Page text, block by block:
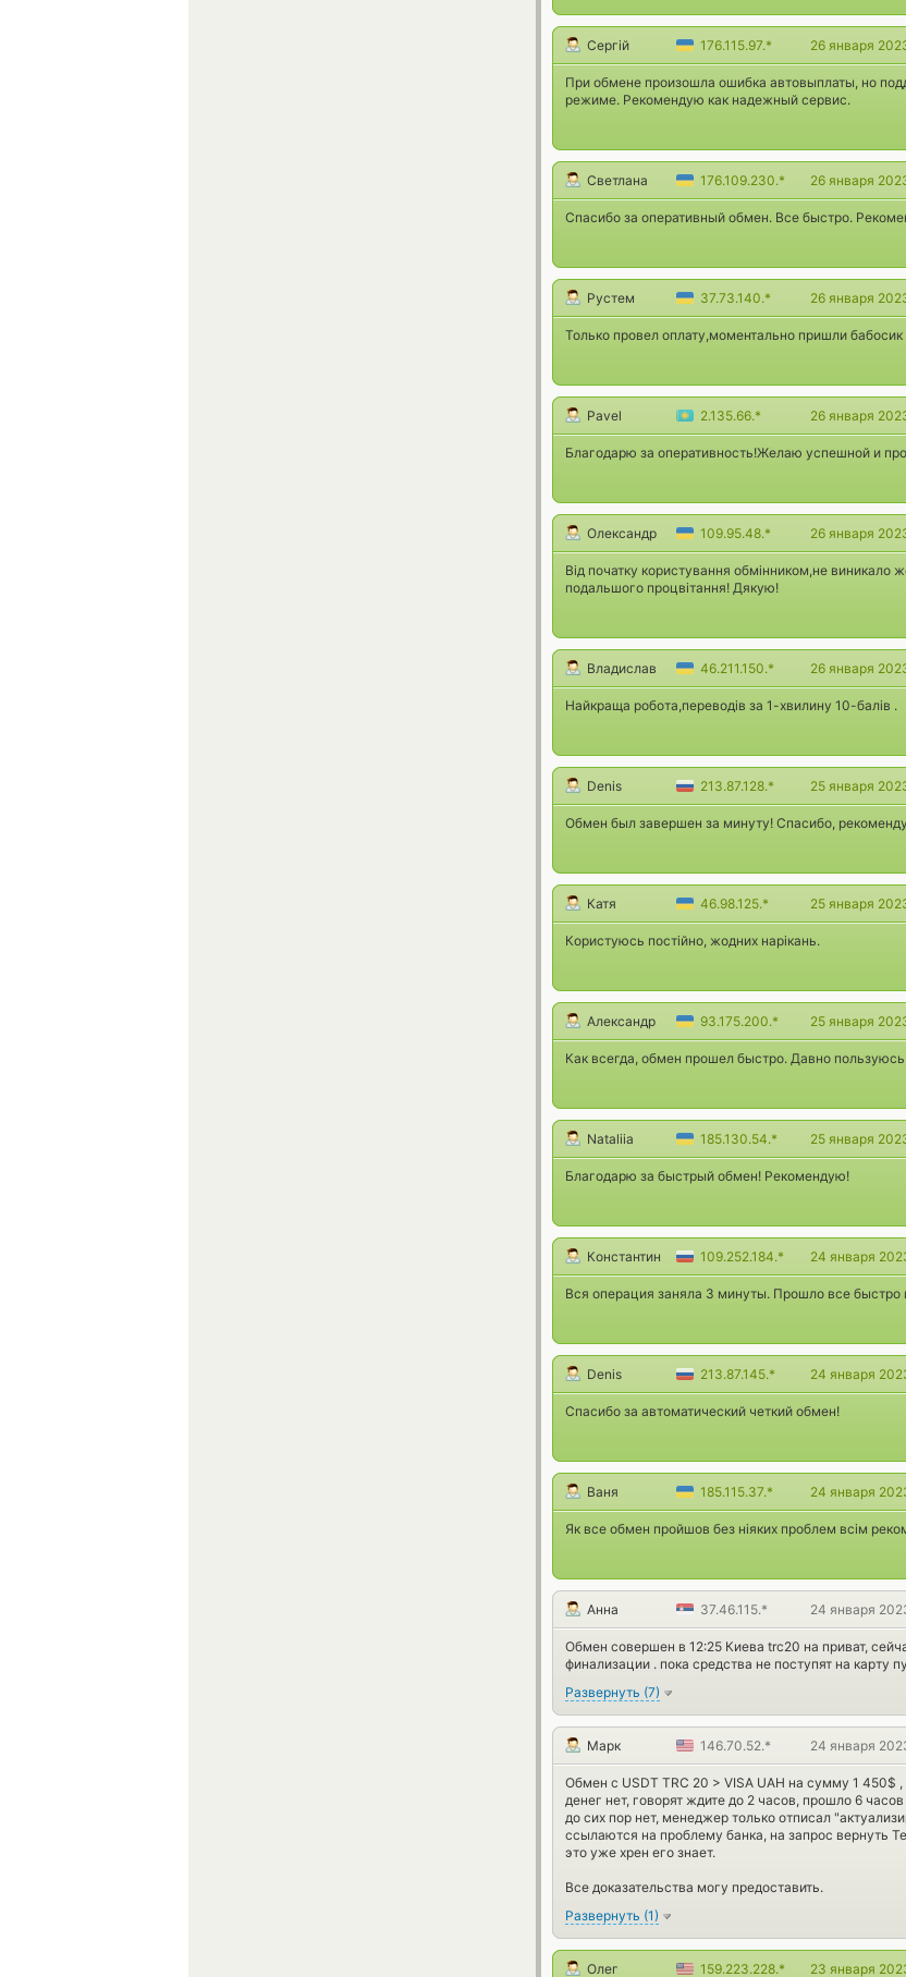
Сергій 176.115.97.* 26 января
При обмене произошла ошибка автовыплаты, но
режиме. Рекомендую как надежный сервис.
Светлана 176.109.230.* 26 января
Спасибо за оперативный обмен. Все быстро.
Рустем 37.73.140.* 26 января
Только провел оплату,моментально пришли бабосик
Pavel 2.135.66.* 26 января
Благодарю за оперативность!Желаю успешной и
Олександр 109.95.48.* 26 января
Від початку користування обмінником,не
подальшого процвітання! Дякую!
Владислав 46.211.150.* 26 января
Найкраща робота,переводів за 1-хвилину 10-балів .
Denis 213.87.128.* 25 января
Обмен был завершен за минуту! Спасибо,
Катя 46.98.125.* 25 января
Користуюсь постiйно, жодних нарiкань.
Александр 93.175.200.* 25 января
Как всегда, обмен прошел быстро. Давно
Nataliia 185.130.54.* 25 января
Благодарю за быстрый обмен! Рекомендую!
Константин 109.252.184.* 24 января
Вся операция заняла 3 минуты. Прошло все быстро
Denis 213.87.145.* 24 января
Спасибо за автоматический четкий обмен!
Ваня 185.115.37.* 24 января
Як все обмен пройшов без ніяких проблем всім
Анна 37.46.115.* 24 января
Обмен совершен в 12:25 Киева trc20 на приват,
финализации . пока средства не поступят на карту
Развернуть (7)
Марк 146.70.52.* 24 января
Обмен с USDT TRC 20 > VISA UAH на сумму 1 450$
денег нет, говорят ждите до 2 часов, прошло 6
до сих пор нет, менеджер только отписал
ссылаются на проблему банка, на запрос вернуть
это уже хрен его знает.
Все доказательства могу предоставить.
Развернуть (1)
Олег 159.223.228.* 23 января